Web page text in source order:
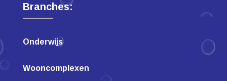
Branches:
Onderwijs
Wooncomplexen